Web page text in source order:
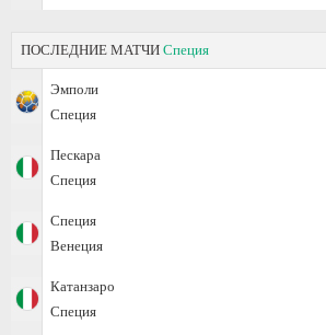
ПОСЛЕДНИЕ МАТЧИ Специя
Эмполи
Специя
Пескара
Специя
Специя
Венеция
Катанзаро
Специя